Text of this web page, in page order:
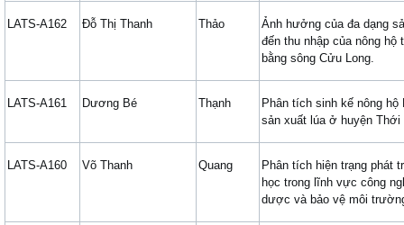
LATS-A162 Đỗ Thị Thanh Thảo
Ảnh hưởng của đa dạng
đến thu nhập của nông hộ
bằng sông Cửu Long.
LATS-A161 Dương Bé Thạnh
Phân tích sinh kế nông hộ
sản xuất lúa ở huyện Thới
LATS-A160 Võ Thanh Quang
Phân tích hiện trạng phát
học trong lĩnh vực công
dược và bảo vệ môi